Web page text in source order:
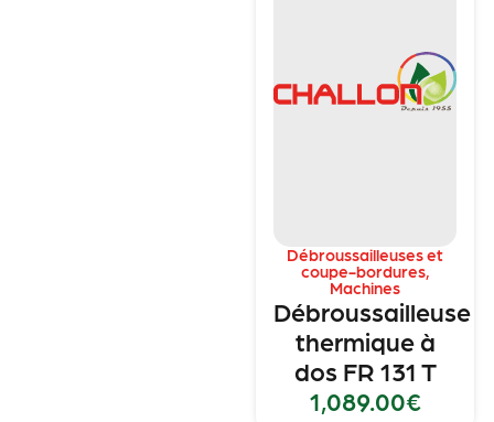
Débroussailleuses et
coupe-bordures,
Machines
Débroussailleuse
thermique à
dos FR 131 T
1,089.00€